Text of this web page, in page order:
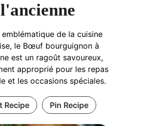
l'ancienne
de la cuisine
le Bœuf bourguignon à
est un ragoût savoureux,
approprié pour les repas
et les occasions spéciales.
Recipe Pin Recipe